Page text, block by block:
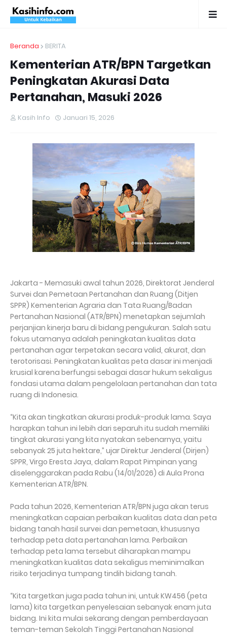
Beranda BERITA
Kementerian ATR/BPN Targetkan
Peningkatan Akurasi Data
Pertanahan, Masuki 2026
Kasih Info Januari 15, 2026
Jakarta - Memasuki awal tahun 2026, Direktorat Jenderal
Survei dan Pemetaan Pertanahan dan Ruang (Ditjen
SPPR) Kementerian Agraria dan Tata Ruang/Badan
Pertanahan Nasional (ATR/BPN) menetapkan sejumlah
perjanjian kinerja baru di bidang pengukuran. Salah satu
fokus utamanya adalah peningkatan kualitas data
pertanahan agar terpetakan secara valid, akurat, dan
terotorisasi. Peningkatan kualitas peta dasar ini menjadi
krusial karena berfungsi sebagai dasar hukum sekaligus
fondasi utama dalam pengelolaan pertanahan dan tata
ruang di Indonesia.
“Kita akan tingkatkan akurasi produk-produk lama. Saya
harapkan tahun ini lebih dari separuh itu sudah memiliki
tingkat akurasi yang kita nyatakan sebenarnya, yaitu
sebanyak 25 juta hektare,” ujar Direktur Jenderal (Dirjen)
SPPR, Virgo Eresta Jaya, dalam Rapat Pimpinan yang
diselenggarakan pada Rabu (14/01/2026) di Aula Prona
Kementerian ATR/BPN.
Pada tahun 2026, Kementerian ATR/BPN juga akan terus
meningkatkan capaian perbaikan kualitas data dan peta
bidang tanah hasil survei dan pemetaan, khususnya
terhadap peta data pertanahan lama. Perbaikan
terhadap peta lama tersebut diharapkan mampu
meningkatkan kualitas data sekaligus meminimalkan
risiko terjadinya tumpang tindih bidang tanah.
“Kita targetkan juga pada tahun ini, untuk KW456 (peta
lama) kita targetkan penyelesaian sebanyak enam juta
bidang. Ini kita mulai sekarang dengan pemberdayaan
teman-teman Sekolah Tinggi Pertanahan Nasional